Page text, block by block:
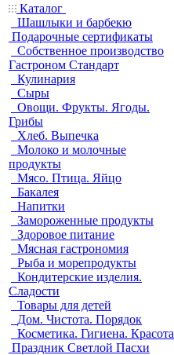
Каталог
Шашлыки и барбекю
Подарочные сертификаты
Собственное производство
Гастроном Стандарт
Кулинария
Сыры
Овощи. Фрукты. Ягоды.
Грибы
Хлеб. Выпечка
Молоко и молочные
продукты
Мясо. Птица. Яйцо
Бакалея
Напитки
Замороженные продукты
Здоровое питание
Мясная гастрономия
Рыба и морепродукты
Кондитерские изделия.
Сладости
Товары для детей
Дом. Чистота. Порядок
Косметика. Гигиена. Красота
Праздник Светлой Пасхи